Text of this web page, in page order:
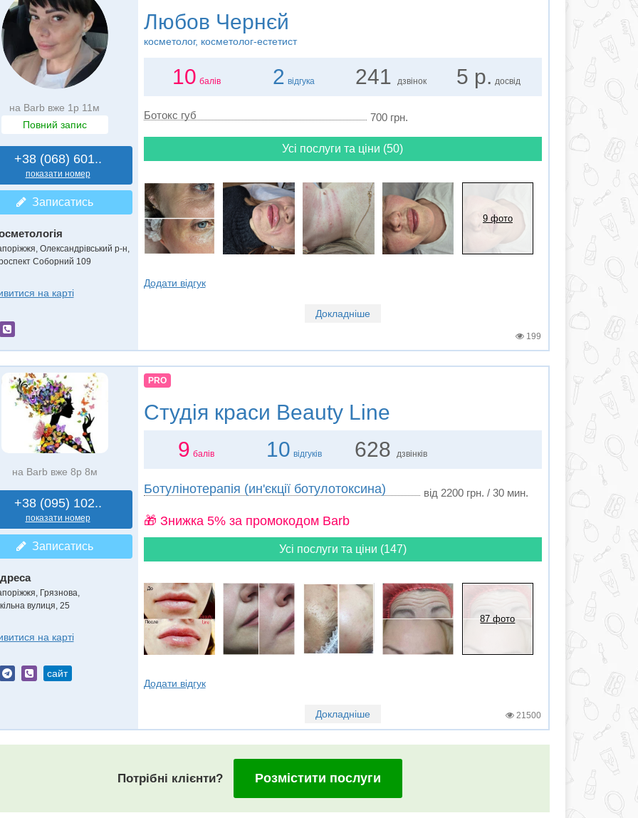
на Barb вже 1р 11м
Повний запис
+38 (068) 601..
показати номер
Записатись
Олександрівський р-н,
Соборний 109
на карті
Любов Чернєй
косметолог, косметолог-естетист
10 балів 2 відгука 241 дзвінок 5 р. досвід
Ботокс губ 700 грн.
Усі послуги та ціни (50)
9 фото
Додати відгук
Докладніше
199
на Barb вже 8р 8м
+38 (095) 102..
показати номер
Записатись
Грязнова
вулиця, 25
на карті
сайт
PRO
Студія краси Beauty Line
9 балів 10 відгуків 628 дзвінків
Ботулінотерапія (ин'єкції ботулотоксина) від 2200 грн. / 30 мин.
🎁 Знижка 5% за промокодом Barb
Усі послуги та ціни (147)
87 фото
Додати відгук
Докладніше 21500
Потрібні клієнти? Розмістити послуги